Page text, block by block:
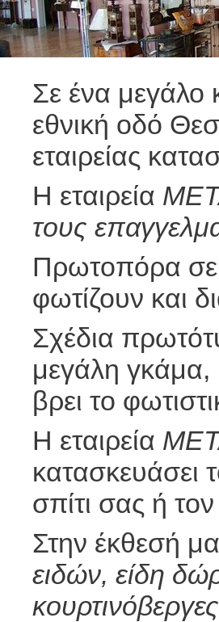
Σε ένα μεγάλο
εθνική οδό
εταιρείας
Η εταιρεία
τους
Πρωτοπόρα σε
φωτίζουν και
Σχέδια
μεγάλη
βρει το
Η εταιρεία
κατασκευάσει
σπίτι σας ή
Στην έκθεσή
ειδών, είδη
κουρτινόβεργες